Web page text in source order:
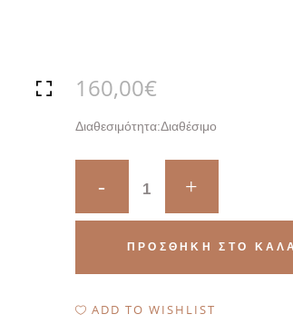
160,00€
Διαθεσιμότητα:Διαθέσιμο
ΠΡΟΣΘΉΚΗ ΣΤΟ
ADD TO WISHLIST